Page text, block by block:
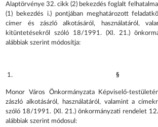
Alaptörvénye 32. cikk (2) bekezdés foglalt
(1) bekezdés i.) pontjában meghatározott
címer és zászló alkotásáról, használatáról,
kitüntetésekről szóló 18/1991. (XI. 21.)
alábbiak szerint módosítja:
§
Monor Város Önkormányzata Képviselő-
zászló alkotásáról, használatáról, valamint a
szóló 18/1991. (XI. 21.) önkormányzati rendelet
alábbiak szerint módosul: